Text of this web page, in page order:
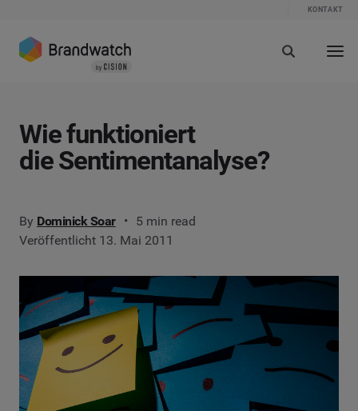
KONTAKT
Wie funktioniert
die Sentimentanalyse?
By Dominick Soar
5 min read
Veröffentlicht 13. Mai 2011